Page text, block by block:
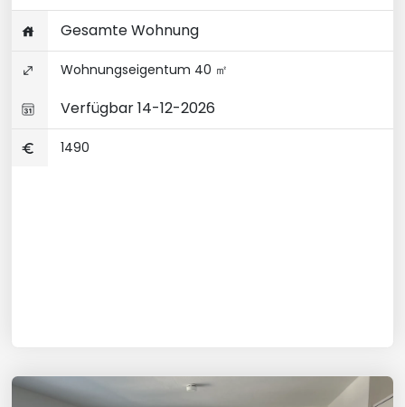
Gesamte Wohnung
Wohnungseigentum 40 ㎡
Verfügbar 14-12-2026
1490